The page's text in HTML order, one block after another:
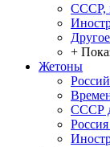
СССР,
Другое
+
Жетоны
СССР